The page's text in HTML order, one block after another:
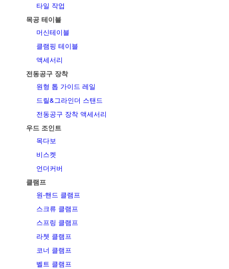
타일 작업
목공 테이블
머신테이블
클램핑 테이블
액세서리
전동공구 장착
원형 톱 가이드 레일
드릴&그라인더 스탠드
전동공구 장착 액세서리
우드 조인트
목다보
비스켓
언더커버
클램프
원-핸드 클램프
스크류 클램프
스프링 클램프
라쳇 클램프
코너 클램프
벨트 클램프